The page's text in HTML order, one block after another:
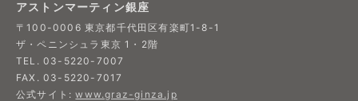
アストンマーティン銀座
〒100-0006 東京都千代田区有楽町1-8-1
ザ・ペニンシュラ東京 1・2階
TEL. 03-5220-7007
FAX. 03-5220-7017
公式サイト:www.graz-ginza.jp